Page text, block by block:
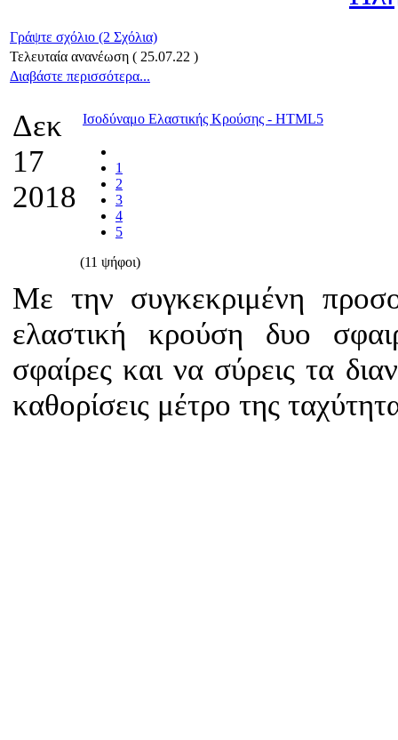
Γράψτε σχόλιο (2 Σχόλια)
Τελευταία ανανέωση ( 25.07.22 )
Διαβάστε περισσότερα...
Δεκ
17
2018
Ισοδύναμο Ελαστικής Κρούσης - HTML5
1
2
3
4
5
(11 ψήφοι)
Με την συγκεκριμένη
ελαστική κρούση δυο
σφαίρες και να σύρεις τα
καθορίσεις μέτρο της